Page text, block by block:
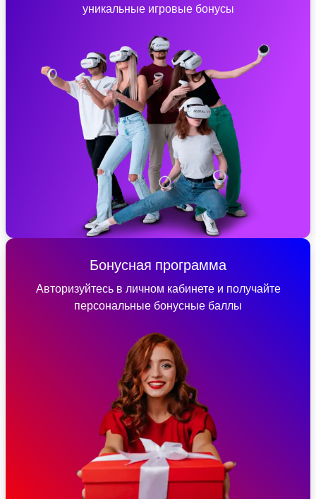
уникальные игровые бонусы
Бонусная программа
Авторизуйтесь в личном кабинете и получайте
персональные бонусные баллы